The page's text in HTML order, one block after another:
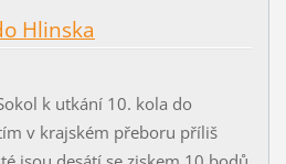
Hlinska
k utkání 10. kola do
v krajském přeboru příliš